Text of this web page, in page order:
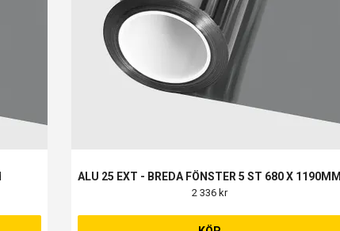
ALU 25 EXT - BREDA FÖNSTER 5 ST 680 X 1190MM
2 336 kr